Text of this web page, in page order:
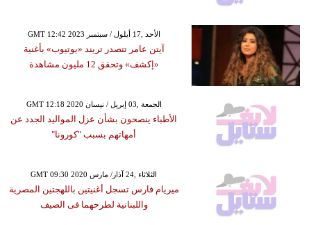
GMT 12:42 2023 الأحد ,17 أيلول / سبتمبر
آيتن عامر تتصدر تريند «يوتيوب» بأغنية
«إكشف» وتحقق 12 مليون مشاهدة
GMT 12:18 2020 الجمعة ,03 إبريل / نيسان
الأطباء ينصحون بشأن عزل المواليد الجدد عن
أمهاتهم بسبب "كورونا"
GMT 09:30 2020 الثلاثاء ,24 آذار/ مارس
ميريام فارس تسجل أغنيتين باللهجتين المصرية
واللبنانية لطرحهما فى الصيف